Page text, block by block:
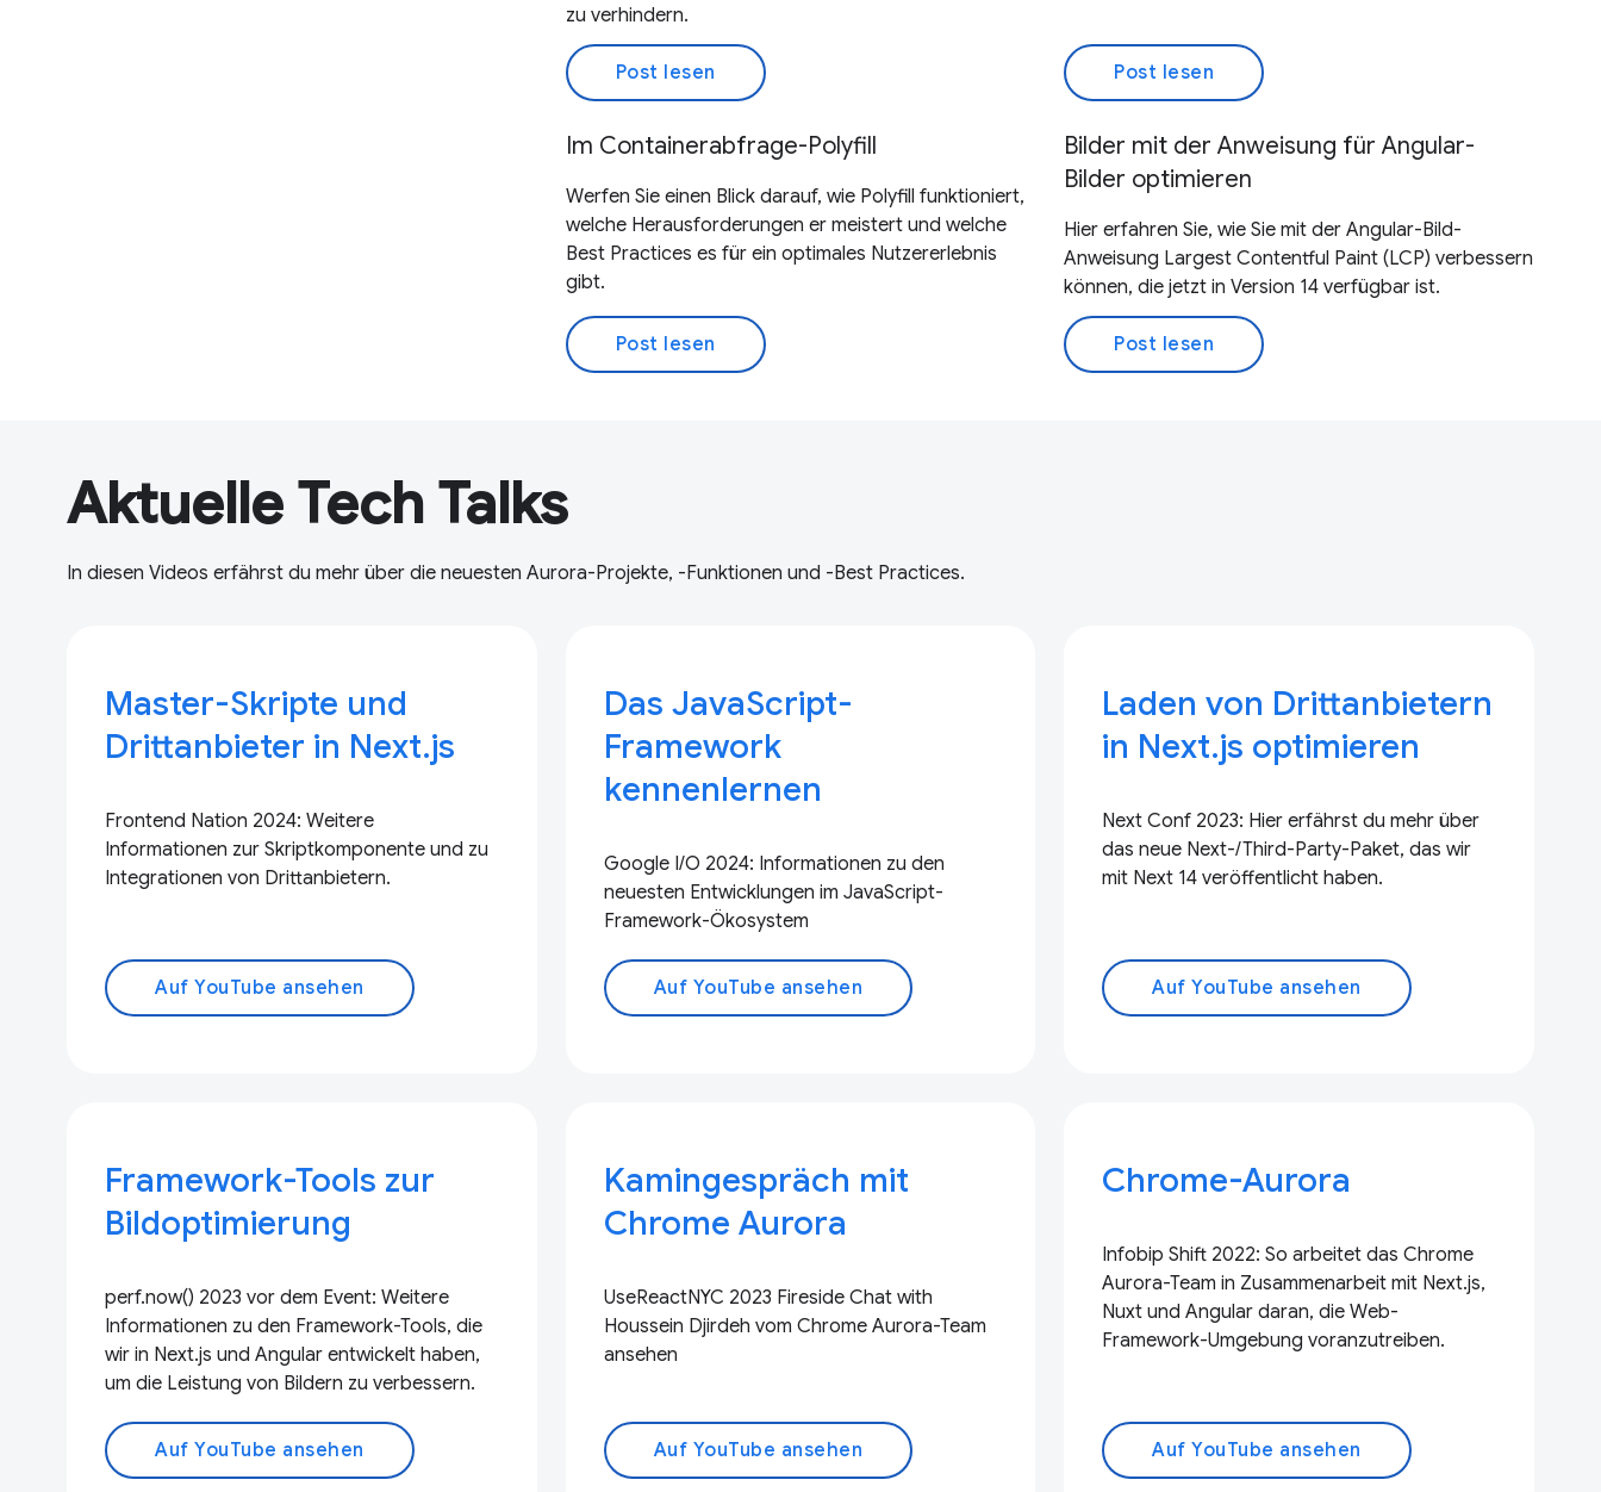
zu verhindern.
Post lesen Post lesen
Im Containerabfrage-Polyfill
Werfen Sie einen Blick darauf, wie Polyfill funktioniert,
welche Herausforderungen er meistert und welche
Best Practices es für ein optimales Nutzererlebnis
gibt.
Post lesen
Bilder mit der Anweisung für Angular-
Bilder optimieren
Hier erfahren Sie, wie Sie mit der Angular-Bild-
Anweisung Largest Contentful Paint (LCP) verbessern
können, die jetzt in Version 14 verfügbar ist.
Post lesen
Aktuelle Tech Talks
In diesen Videos erfährst du mehr über die neuesten Aurora-Projekte, -Funktionen und -Best Practices.
Master-Skripte und
Drittanbieter in Next.js
Frontend Nation 2024: Weitere
Informationen zur Skriptkomponente und zu
Integrationen von Drittanbietern.
Auf YouTube ansehen
Das JavaScript-
Framework
kennenlernen
Google I/O 2024: Informationen zu den
neuesten Entwicklungen im JavaScript-
Framework-Ökosystem
Auf YouTube ansehen
Laden von Drittanbietern
in Next.js optimieren
Next Conf 2023: Hier erfährst du mehr über
das neue Next-/Third-Party-Paket, das wir
mit Next 14 veröffentlicht haben.
Auf YouTube ansehen
Framework-Tools zur
Bildoptimierung
perf.now() 2023 vor dem Event: Weitere
Informationen zu den Framework-Tools, die
wir in Next.js und Angular entwickelt haben,
um die Leistung von Bildern zu verbessern.
Auf YouTube ansehen
Kamingespräch mit
Chrome Aurora
UseReactNYC 2023 Fireside Chat with
Houssein Djirdeh vom Chrome Aurora-Team
ansehen
Auf YouTube ansehen
Chrome-Aurora
Infobip Shift 2022: So arbeitet das Chrome
Aurora-Team in Zusammenarbeit mit Next.js,
Nuxt und Angular daran, die Web-
Framework-Umgebung voranzutreiben.
Auf YouTube ansehen